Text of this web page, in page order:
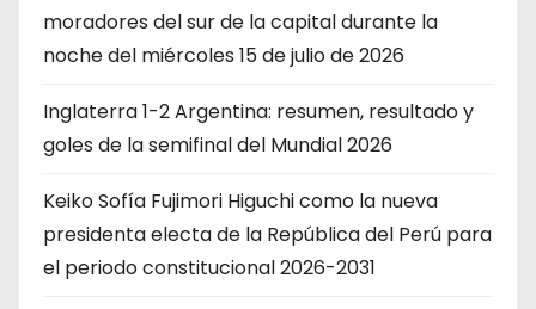
moradores del sur de la capital durante la
noche del miércoles 15 de julio de 2026
Inglaterra 1-2 Argentina: resumen, resultado y
goles de la semifinal del Mundial 2026
Keiko Sofía Fujimori Higuchi como la nueva
presidenta electa de la República del Perú para
el periodo constitucional 2026-2031